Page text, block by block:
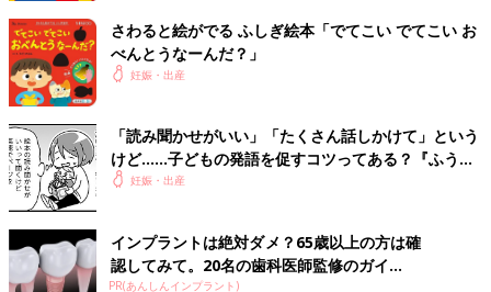
さわると絵がでる ふしぎ絵本「でてこい でてこい お
べんとうなーんだ？」
妊娠・出産
「読み聞かせがいい」「たくさん話しかけて」という
けど……子どもの発語を促すコツってある？『ふうふ
う子育て ＃64』
妊娠・出産
インプラントは絶対ダメ？65歳以上の方は確
認してみて。20名の歯科医師監修のガイ...
PR(あんしんインプラント)